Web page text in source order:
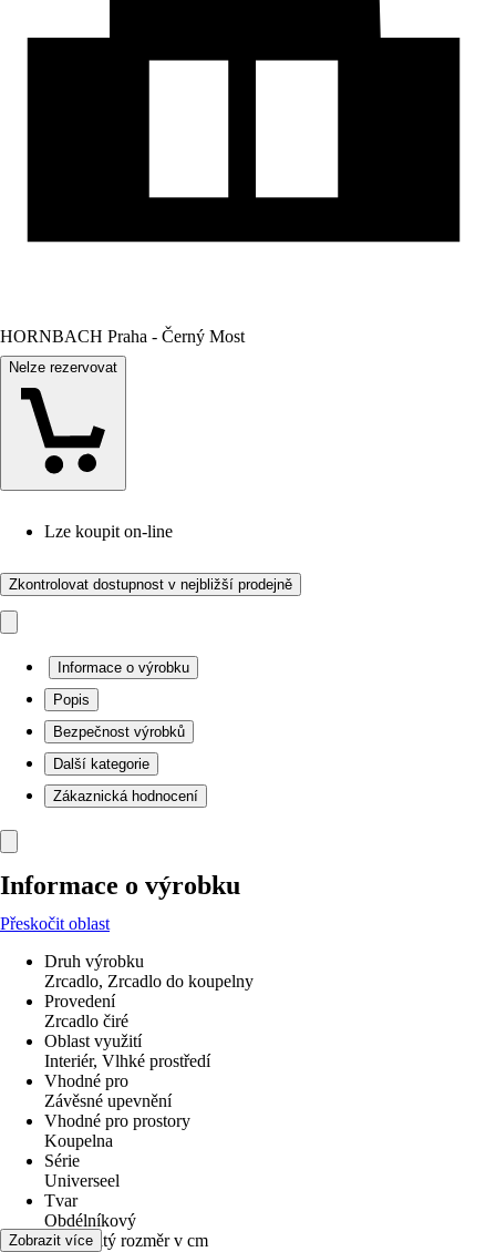
HORNBACH Praha - Černý Most
Nelze rezervovat
Lze koupit on-line
Zkontrolovat dostupnost v nejbližší prodejně
Informace o výrobku
Popis
Bezpečnost výrobků
Další kategorie
Zákaznická hodnocení
Informace o výrobku
Přeskočit oblast
Druh výrobku
Zrcadlo, Zrcadlo do koupelny
Provedení
Zrcadlo čiré
Oblast využití
Interiér, Vlhké prostředí
Vhodné pro
Závěsné upevnění
Vhodné pro prostory
Koupelna
Série
Universeel
Tvar
Obdélníkový
Jmenovitý rozměr v cm
Zobrazit více